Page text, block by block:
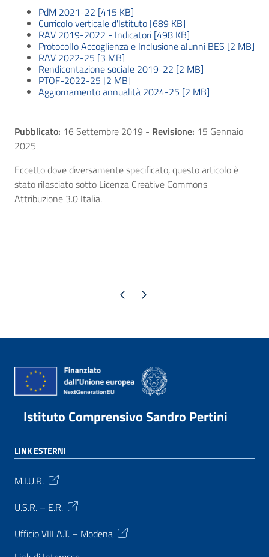
PdM 2021-22 [415 KB]
Curricolo verticale d'Istituto [689 KB]
RAV 2019-2022 - Indicatori [498 KB]
Protocollo Accoglienza e Inclusione alunni BES [2 MB]
RAV 2022-25 [3 MB]
Rendicontazione sociale 2019-22 [2 MB]
PTOF-2022-25 [2 MB]
Aggiornamento annualità 2024-25 [2 MB]
Pubblicato: 16 Settembre 2019 - Revisione: 15 Gennaio
2025
Eccetto dove diversamente specificato, questo articolo è
stato rilasciato sotto Licenza Creative Commons
Attribuzione 3.0 Italia.
Pagina precedente
Pagina successiva
Istituto Comprensivo Sandro Pertini
LINK ESTERNI
M.I.U.R.
U.S.R. – E.R.
Ufficio VIII A.T. – Modena